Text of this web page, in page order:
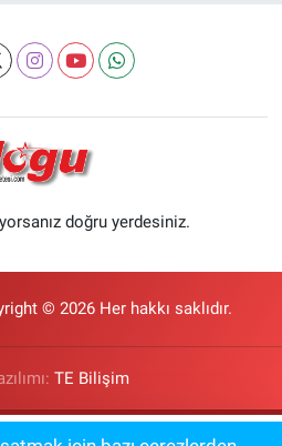
doğru yerdesiniz.
© 2026 Her hakkı saklıdır.
TE Bilişim